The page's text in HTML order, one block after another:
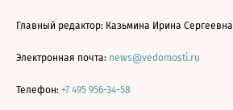
Главный редактор: Казьмина Ирина Сергеевна
Электронная почта: news@vedomosti.ru
Телефон: +7 495 956-34-58